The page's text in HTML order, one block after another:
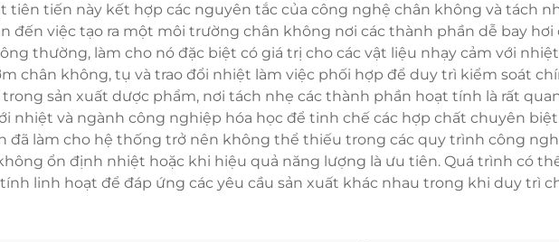
tiên tiến này kết hợp các nguyên tắc của công nghệ chân không và tách
đến việc tạo ra một môi trường chân không nơi các thành phần dễ bay
thường, làm cho nó đặc biệt có giá trị cho các vật liệu nhạy cảm với
chân không, tụ và trao đổi nhiệt làm việc phối hợp để duy trì kiểm soát
sản xuất dược phẩm, nơi tách nhẹ các thành phần hoạt tính là rất
nhiệt và ngành công nghiệp hóa học để tinh chế các hợp chất chuyên
đã làm cho hệ thống trở nên không thể thiếu trong các quy trình công
ổn định nhiệt hoặc khi hiệu quả năng lượng là ưu tiên. Quá trình có
linh hoạt để đáp ứng các yêu cầu sản xuất khác nhau trong khi duy trì